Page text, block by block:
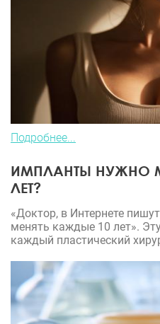
Подробнее...
ИМПЛАНТЫ НУЖНО
ЛЕТ?
«Доктор, в Интернете
менять каждые 10 лет».
каждый пластический